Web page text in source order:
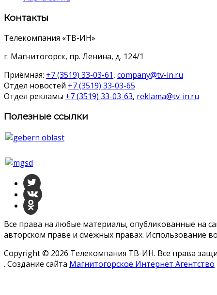
Контакты
Телекомпания «ТВ-ИН»
г. Магнитогорск, пр. Ленина, д. 124/1
Приёмная: +7 (3519) 33-03-61, company@tv-in.ru
Отдел новостей +7 (3519) 33-03-65
Отдел рекламы +7 (3519) 33-03-63, reklama@tv-in.ru
Полезные ссылки
Все права на любые материалы, опубликованные на
авторском праве и смежных правах. Использование
Copyright © 2026 Телекомпания ТВ-ИН. Все права
. Создание сайта Магнитогорское Интернет Агентство